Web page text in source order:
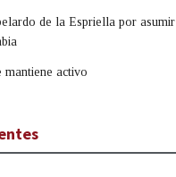
de la Espriella por asumir
mantiene activo